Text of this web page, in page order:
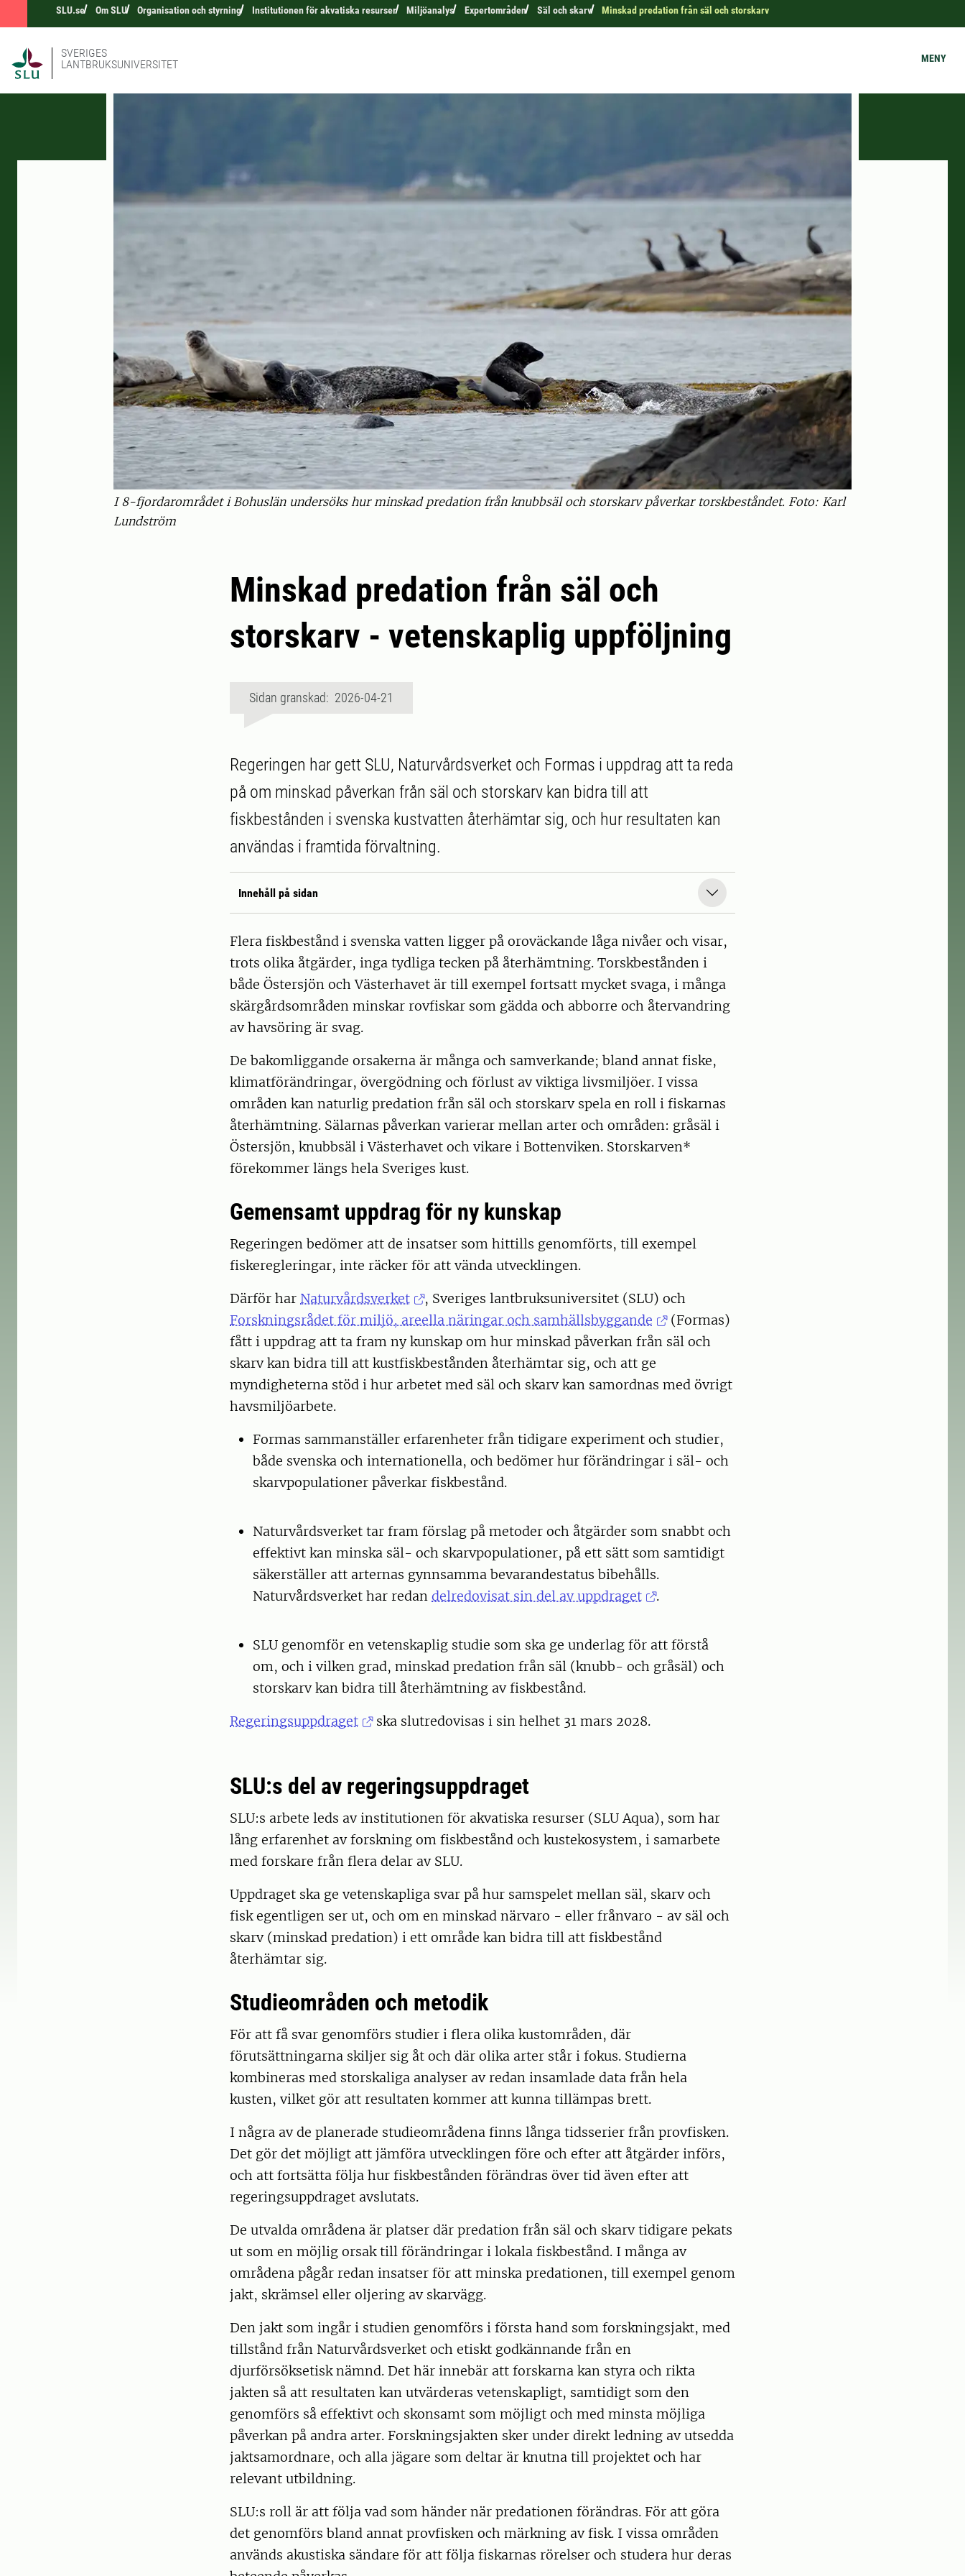
SLU.se Om SLU Organisation och styrning Institutionen för akvatiska resurser Miljöanalys Expertområden Säl och skarv Minskad predation från säl och storskarv
SVERIGES
LANTBRUKSUNIVERSITET
MENY
I 8-fjordarområdet i Bohuslän undersöks hur minskad predation från knubbsäl och storskarv påverkar torskbeståndet. Foto: Karl
Lundström
Minskad predation från säl och
storskarv - vetenskaplig uppföljning
Sidan granskad: 2026-04-21
Regeringen har gett SLU, Naturvårdsverket och Formas i uppdrag att ta reda
på om minskad påverkan från säl och storskarv kan bidra till att
fiskbestånden i svenska kustvatten återhämtar sig, och hur resultaten kan
användas i framtida förvaltning.
Innehåll på sidan
Flera fiskbestånd i svenska vatten ligger på oroväckande låga nivåer och visar,
trots olika åtgärder, inga tydliga tecken på återhämtning. Torskbestånden i
både Östersjön och Västerhavet är till exempel fortsatt mycket svaga, i många
skärgårdsområden minskar rovfiskar som gädda och abborre och återvandring
av havsöring är svag.
De bakomliggande orsakerna är många och samverkande; bland annat fiske,
klimatförändringar, övergödning och förlust av viktiga livsmiljöer. I vissa
områden kan naturlig predation från säl och storskarv spela en roll i fiskarnas
återhämtning. Sälarnas påverkan varierar mellan arter och områden: gråsäl i
Östersjön, knubbsäl i Västerhavet och vikare i Bottenviken. Storskarven*
förekommer längs hela Sveriges kust.
Gemensamt uppdrag för ny kunskap
Regeringen bedömer att de insatser som hittills genomförts, till exempel
fiskeregleringar, inte räcker för att vända utvecklingen.
Därför har Naturvårdsverket
, Sveriges lantbruksuniversitet (SLU) och
Forskningsrådet för miljö, areella näringar och samhällsbyggande
(Formas)
fått i uppdrag att ta fram ny kunskap om hur minskad påverkan från säl och
skarv kan bidra till att kustfiskbestånden återhämtar sig, och att ge
myndigheterna stöd i hur arbetet med säl och skarv kan samordnas med övrigt
havsmiljöarbete.
Formas sammanställer erfarenheter från tidigare experiment och studier,
både svenska och internationella, och bedömer hur förändringar i säl- och
skarvpopulationer påverkar fiskbestånd.
Naturvårdsverket tar fram förslag på metoder och åtgärder som snabbt och
effektivt kan minska säl- och skarvpopulationer, på ett sätt som samtidigt
säkerställer att arternas gynnsamma bevarandestatus bibehålls.
Naturvårdsverket har redan delredovisat sin del av uppdraget .
SLU genomför en vetenskaplig studie som ska ge underlag för att förstå
om, och i vilken grad, minskad predation från säl (knubb- och gråsäl) och
storskarv kan bidra till återhämtning av fiskbestånd.
Regeringsuppdraget
ska slutredovisas i sin helhet 31 mars 2028.
SLU:s del av regeringsuppdraget
SLU:s arbete leds av institutionen för akvatiska resurser (SLU Aqua), som har
lång erfarenhet av forskning om fiskbestånd och kustekosystem, i samarbete
med forskare från flera delar av SLU.
Uppdraget ska ge vetenskapliga svar på hur samspelet mellan säl, skarv och
fisk egentligen ser ut, och om en minskad närvaro - eller frånvaro - av säl och
skarv (minskad predation) i ett område kan bidra till att fiskbestånd
återhämtar sig.
Studieområden och metodik
För att få svar genomförs studier i flera olika kustområden, där
förutsättningarna skiljer sig åt och där olika arter står i fokus. Studierna
kombineras med storskaliga analyser av redan insamlade data från hela
kusten, vilket gör att resultaten kommer att kunna tillämpas brett.
I några av de planerade studieområdena finns långa tidsserier från provfisken.
Det gör det möjligt att jämföra utvecklingen före och efter att åtgärder införs,
och att fortsätta följa hur fiskbestånden förändras över tid även efter att
regeringsuppdraget avslutats.
De utvalda områdena är platser där predation från säl och skarv tidigare pekats
ut som en möjlig orsak till förändringar i lokala fiskbestånd. I många av
områdena pågår redan insatser för att minska predationen, till exempel genom
jakt, skrämsel eller oljering av skarvägg.
Den jakt som ingår i studien genomförs i första hand som forskningsjakt, med
tillstånd från Naturvårdsverket och etiskt godkännande från en
djurförsöksetisk nämnd. Det här innebär att forskarna kan styra och rikta
jakten så att resultaten kan utvärderas vetenskapligt, samtidigt som den
genomförs så effektivt och skonsamt som möjligt och med minsta möjliga
påverkan på andra arter. Forskningsjakten sker under direkt ledning av utsedda
jaktsamordnare, och alla jägare som deltar är knutna till projektet och har
relevant utbildning.
SLU:s roll är att följa vad som händer när predationen förändras. För att göra
det genomförs bland annat provfisken och märkning av fisk. I vissa områden
används akustiska sändare för att följa fiskarnas rörelser och studera hur deras